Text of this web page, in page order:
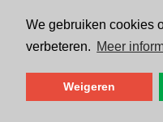
We gebruiken cookies
verbeteren. Meer
Weigeren
Volg ons